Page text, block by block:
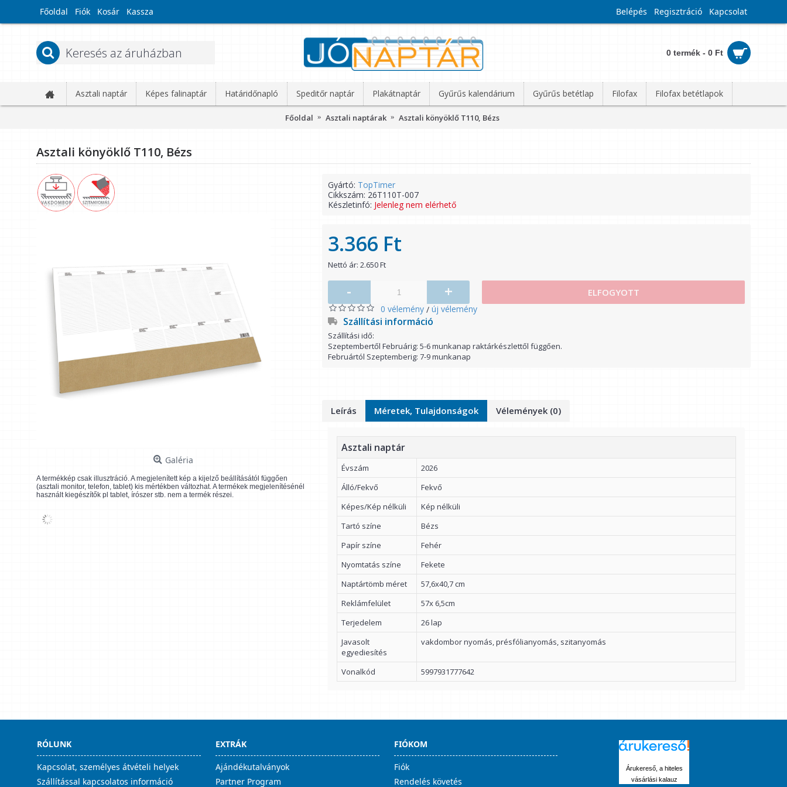
Főoldal Fiók Kosár Kassza Belépés Regisztráció Kapcsolat
0 termék - 0 Ft
Asztali naptár Képes falinaptár Határidőnapló Speditőr naptár Plakátnaptár Gyűrűs kalendárium Gyűrűs betétlap Filofax Filofax betétlapok
Főoldal Asztali naptárak Asztali könyöklő T110, Bézs
Asztali könyöklő T110, Bézs
Galéria
A termékkép csak illusztráció. A megjelenített kép a kijelző beállításától függően
(asztali monitor, telefon, tablet) kis mértékben változhat. A termékek megjelenítésénél
használt kiegészítők pl tablet, írószer stb. nem a termék részei.
Gyártó: TopTimer
Cikkszám: 26T110T-007
Készletinfó: Jelenleg nem elérhető
3.366 Ft
Nettó ár: 2.650 Ft
- + ELFOGYOTT
0 vélemény / új vélemény
Szállítási információ
Szállítási idő:
Szeptembertől Februárig: 5-6 munkanap raktárkészlettől függően.
Februártól Szeptemberig: 7-9 munkanap
Leírás Méretek, Tulajdonságok Vélemények (0)
Asztali naptár
Évszám
2026
Álló/Fekvő
Fekvő
Képes/Kép nélküli
Kép nélküli
Tartó színe
Bézs
Papír színe
Fehér
Nyomtatás színe
Fekete
Naptártömb méret
57,6x40,7 cm
Reklámfelület
57x 6,5cm
Terjedelem
26 lap
Javasolt
egyediesítés
vakdombor nyomás, présfólianyomás, szitanyomás
Vonalkód 5997931777642
RÓLUNK
Kapcsolat, személyes átvételi helyek
Szállítással kapcsolatos információ
EXTRÁK
Ajándékutalványok
Partner Program
FIÓKOM
Fiók
Rendelés követés
Árukereső, a hiteles
vásárlási kalauz